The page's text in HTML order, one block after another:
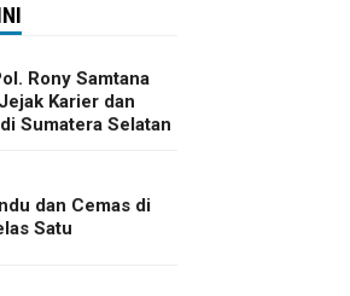
Rony Samtana
Karier dan
Sumatera Selatan
dan Cemas di
Satu